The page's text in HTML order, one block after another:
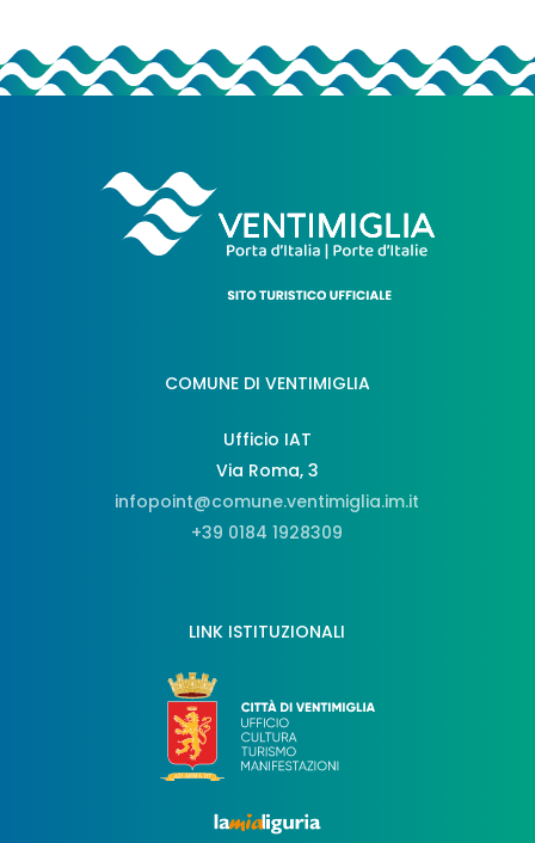
COMUNE DI VENTIMIGLIA
Ufficio IAT
Via Roma, 3
infopoint@comune.ventimiglia.im.it
+39 0184 1928309
LINK ISTITUZIONALI